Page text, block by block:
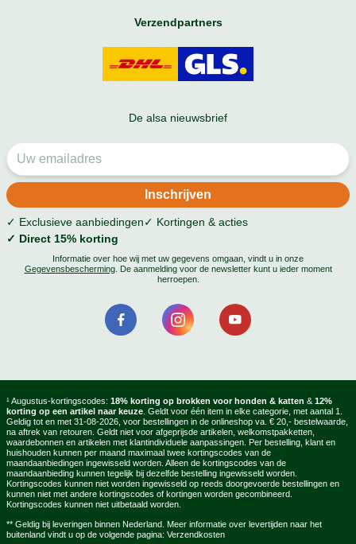
Verzendpartners
De alsa nieuwsbrief
✓ Exclusieve aanbiedingen✓ Kortingen & acties
✓ Direct 15% korting
Informatie over hoe wij met uw gegevens omgaan, vindt u in onze
Gegevensbescherming. De aanmelding voor de newsletter kunt u ieder moment
herroepen.
¹ Augustus-kortingscodes: 18% korting op brokken voor honden & katten & 12%
korting op een artikel naar keuze . Geldt voor één item in elke categorie, met aantal 1.
Geldig tot en met 31-08-2026, voor bestellingen in de onlineshop va. € 20,- bestelwaarde,
na aftrek van retouren. Geldt niet voor afgeprijsde artikelen, welkomstpakketten,
waardebonnen en artikelen met klantindividuele aanpassingen. Per bestelling, klant en
huishouden kunnen per maand maximaal twee kortingscodes van de
maandaanbiedingen ingewisseld worden. Alleen de kortingscodes van de
maandaanbieding kunnen tegelijk bij dezelfde bestelling ingewisseld worden.
Kortingscodes kunnen niet worden ingewisseld op reeds doorgevoerde bestellingen en
kunnen niet met andere kortingscodes of kortingen worden gecombineerd.
Kortingscodes kunnen niet uitbetaald worden.
** Geldig bij leveringen binnen Nederland. Meer informatie over levertijden naar het
buitenland vindt u op de volgende pagina: Verzendkosten